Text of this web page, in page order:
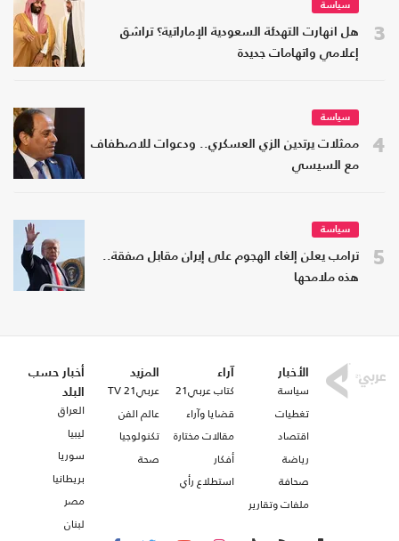
3
سياسة
هل انهارت التهدئة السعودية الإماراتية؟ تراشق
إعلامي واتهامات جديدة
4
سياسة
ممثلات يرتدين الزي العسكري.. ودعوات للاصطفاف
مع السيسي
5
سياسة
ترامب يعلن إلغاء الهجوم على إيران مقابل صفقة..
هذه ملامحها
الأخبار
سياسة
تغطيات
اقتصاد
رياضة
صحافة
ملفات وتقارير
آراء
كتاب عربي21
قضايا وآراء
مقالات مختارة
أفكار
استطلاع رأي
المزيد
عربي21 TV
عالم الفن
تكنولوجيا
صحة
أخبار حسب
البلد
العراق
ليبيا
سوريا
بريطانيا
مصر
لبنان